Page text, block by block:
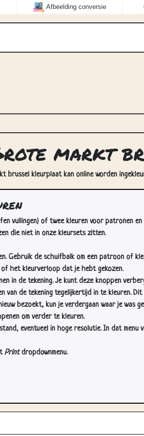
Afbeelding conversie
markt
kleurplaat kan online worden
vullingen) of twee kleuren voor patronen en
die niet in onze kleursets zitten.
de schuifbalk om een patroon of
het kleurverloop dat je hebt gekozen.
in de tekening. Je kunt deze knoppen
de tekening tegelijkertijd in te kleuren. Dit
bezoekt, kun je verdergaan waar je was
om verder te kleuren.
eventueel in hoge resolutie. In dat
Printdropdownmenu.